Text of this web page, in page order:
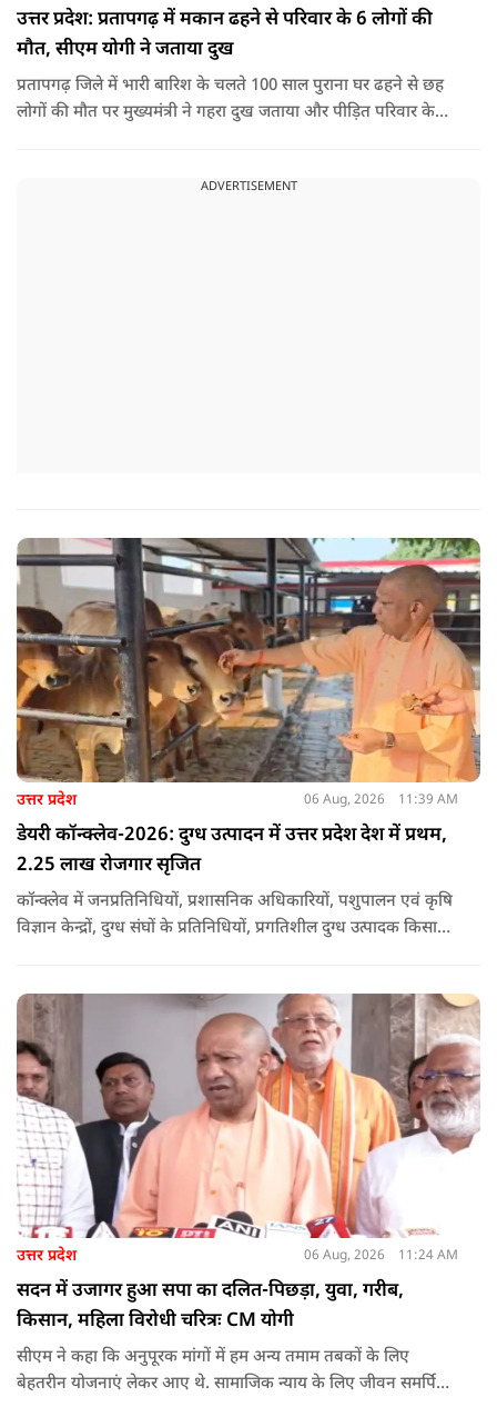
उत्तर प्रदेश: प्रतापगढ़ में मकान ढहने से परिवार के 6 लोगों की
मौत, सीएम योगी ने जताया दुख
प्रतापगढ़ जिले में भारी बारिश के चलते 100 साल पुराना घर ढहने से छह
लोगों की मौत पर मुख्यमंत्री ने गहरा दुख जताया और पीड़ित परिवार के
ADVERTISEMENT
उत्तर प्रदेश 06 Aug, 2026 11:39 AM
डेयरी कॉन्क्लेव-2026: दुग्ध उत्पादन में उत्तर प्रदेश देश में प्रथम,
2.25 लाख रोजगार सृजित
कॉन्क्लेव में जनप्रतिनिधियों, प्रशासनिक अधिकारियों, पशुपालन एवं कृषि
विज्ञान केन्द्रों, दुग्ध संघों के प्रतिनिधियों, प्रगतिशील दुग्ध उत्पादक किसानों,
उत्तर प्रदेश 06 Aug, 2026 11:24 AM
सदन में उजागर हुआ सपा का दलित-पिछड़ा, युवा, गरीब,
किसान, महिला विरोधी चरित्रः CM योगी
सीएम ने कहा कि अनुपूरक मांगों में हम अन्य तमाम तबकों के लिए
बेहतरीन योजनाएं लेकर आए थे. सामाजिक न्याय के लिए जीवन समर्पित